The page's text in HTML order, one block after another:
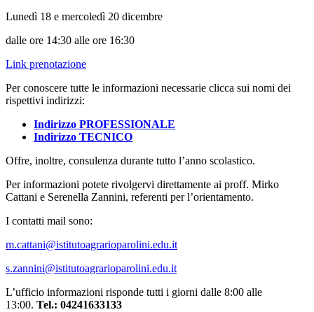
Lunedì 18 e mercoledì 20 dicembre
dalle ore 14:30 alle ore 16:30
Link prenotazione
Per conoscere tutte le informazioni necessarie clicca sui nomi dei
rispettivi indirizzi:
Indirizzo PROFESSIONALE
Indirizzo TECNICO
Offre, inoltre, consulenza durante tutto l’anno scolastico.
Per informazioni potete rivolgervi direttamente ai proff. Mirko
Cattani e Serenella Zannini, referenti per l’orientamento.
I contatti mail sono:
m.cattani@istitutoagrarioparolini.edu.it
s.zannini@istitutoagrarioparolini.edu.it
L’ufficio informazioni risponde tutti i giorni dalle 8:00 alle
13:00. Tel.: 04241633133